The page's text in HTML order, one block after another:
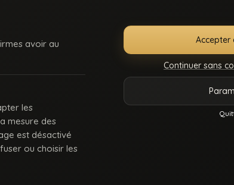
avoir au
les
mesure des
est désactivé
ou choisir les
Accepter
Continuer sans
CONDITIONS
2257
bled, des rebeus bien montés, des lascars actifs, des passifs
tes coms pour des nouvelles fonctionnalités ou tes questions.